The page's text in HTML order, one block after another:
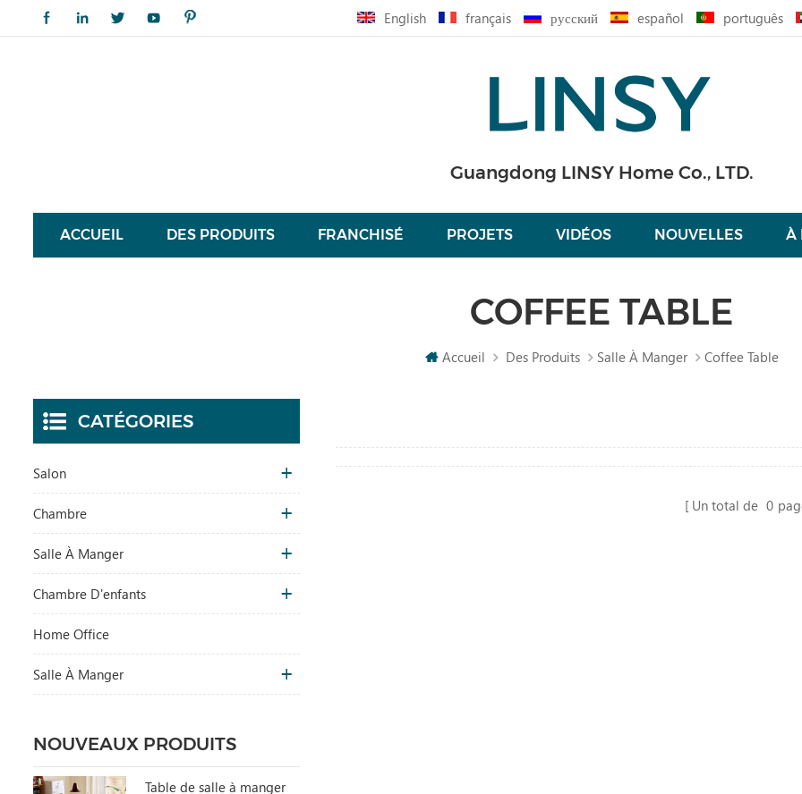
English français русский español português
Guangdong LINSY Home Co., LTD.
ACCUEIL DES PRODUITS FRANCHISÉ PROJETS VIDÉOS NOUVELLES À
COFFEE TABLE
Accueil Des Produits Salle À Manger Coffee Table
Un total de 0
CATÉGORIES
Salon
Chambre
Salle À Manger
Chambre D'enfants
Home Office
Salle À Manger
NOUVEAUX PRODUITS
Table de salle à manger